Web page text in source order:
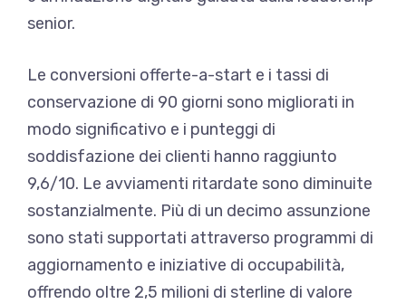
senior.
Le conversioni offerte-a-start e i tassi di
conservazione di 90 giorni sono migliorati in
modo significativo e i punteggi di
soddisfazione dei clienti hanno raggiunto
9,6/10. Le avviamenti ritardate sono diminuite
sostanzialmente. Più di un decimo assunzione
sono stati supportati attraverso programmi di
aggiornamento e iniziative di occupabilità,
offrendo oltre 2,5 milioni di sterline di valore